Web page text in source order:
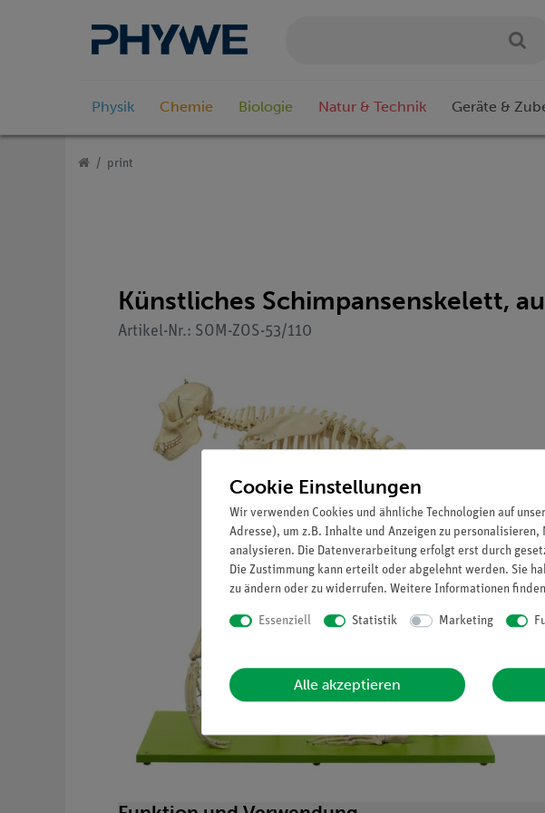
Physik Chemie Biologie Natur & Technik Geräte &
print
Künstliches Schimpansenskelett,
Artikel-Nr.: SOM-ZOS-53/110
Cookie Einstellungen
Wir verwenden Cookies und ähnliche Technologien auf
Adresse), um z.B. Inhalte und Anzeigen zu
analysieren. Die Datenverarbeitung erfolgt erst durch
Die Zustimmung kann erteilt oder abgelehnt werden. Sie
zu ändern oder zu widerrufen. Weitere Informationen
Essenziell Statistik Marketing
Alle akzeptieren